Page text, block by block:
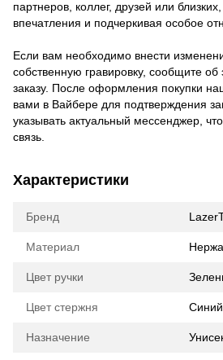
партнеров, коллег, друзей или
впечатления и подчеркивая особое
Если вам необходимо внести
собственную гравировку, сообщите
заказу. После оформления покупки
вами в Вайбере для подтверждения
указывать актуальный мессенджер,
связь.
Характеристики
Бренд
Материал
Цвет ручки
Цвет стержня Синий
Назначение